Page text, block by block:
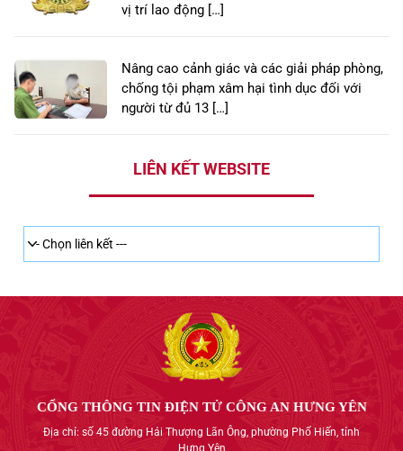
vị trí lao động […]
Nâng cao cảnh giác và các giải pháp phòng,
chống tội phạm xâm hại tình dục đối với
người từ đủ 13 […]
LIÊN KẾT WEBSITE
CỔNG THÔNG TIN ĐIỆN TỬ CÔNG AN HƯNG YÊN
Địa chỉ: số 45 đường Hải Thượng Lãn Ông, phường Phố Hiến, tỉnh
Hưng Yên